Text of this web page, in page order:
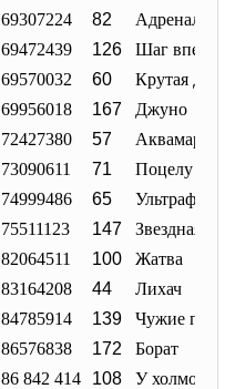
69307224 82
Адреналин
69472439 126
Шаг вперед
69570032 60
Крутая
69956018 167
Джуно
72427380 57
Аквамарин
73090611 71
Поцелу
74999486 65
75511123 147
Звездная
82064511 100
Жатва
83164208 44
Лихач
84785914 139
Чужие
86576838 172
Борат
86 842 414 108
У холмов